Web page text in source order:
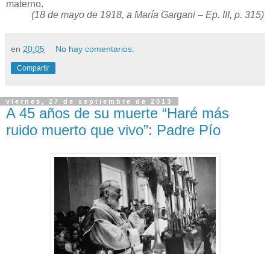
materno.
(18 de mayo de 1918, a María Gargani – Ep. III, p. 315)
en 20:05 No hay comentarios:
Compartir
viernes, 27 de septiembre de 2013
A 45 años de su muerte “Haré más
ruido muerto que vivo”: Padre Pío